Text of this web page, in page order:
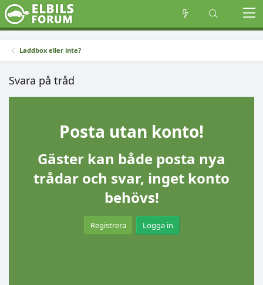
Laddbox eller inte?
Svara på tråd
Posta utan konto!
Gäster kan både posta nya
trådar och svar, inget konto
behövs!
Registrera Logga in